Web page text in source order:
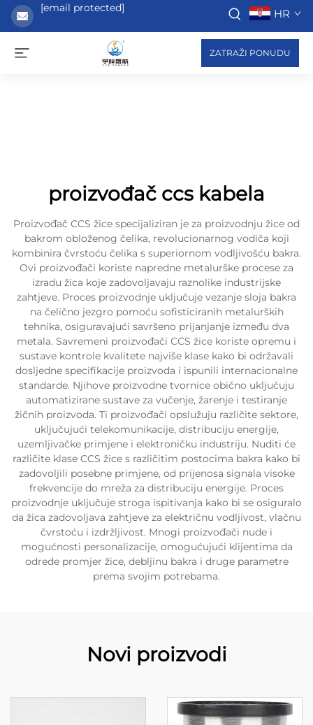
[email protected] HR
ZATRAŽI PONUDU
proizvođač ccs kabela
Proizvođač CCS žice specijaliziran je za proizvodnju žice od
bakrom obloženog čelika, revolucionarnog vodiča koji
kombinira čvrstoću čelika s superiornom vodljivošću bakra.
Ovi proizvođači koriste napredne metalurške procese za
izradu žica koje zadovoljavaju raznolike industrijske
zahtjeve. Proces proizvodnje uključuje vezanje sloja bakra
na čelično jezgro pomoću sofisticiranih metalurških
tehnika, osiguravajući savršeno prijanjanje između dva
metala. Savremeni proizvođači CCS žice koriste opremu i
sustave kontrole kvalitete najviše klase kako bi održavali
dosljedne specifikacije proizvoda i ispunili internacionalne
standarde. Njihove proizvodne tvornice obično uključuju
automatizirane sustave za vučenje, žarenje i testiranje
žičnih proizvoda. Ti proizvođači opslužuju različite sektore,
uključujući telekomunikacije, distribuciju energije,
uzemljivačke primjene i elektroničku industriju. Nuditi će
različite klase CCS žice s različitim postocima bakra kako bi
zadovoljili posebne primjene, od prijenosa signala visoke
frekvencije do mreža za distribuciju energije. Proces
proizvodnje uključuje stroga ispitivanja kako bi se osiguralo
da žica zadovoljava zahtjeve za električnu vodljivost, vlačnu
čvrstoću i izdržljivost. Mnogi proizvođači nude i
mogućnosti personalizacije, omogućujući klijentima da
odrede promjer žice, debljinu bakra i druge parametre
prema svojim potrebama.
Novi proizvodi